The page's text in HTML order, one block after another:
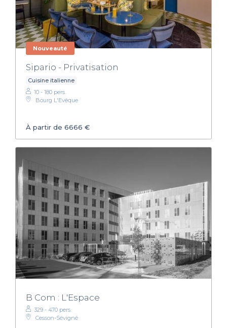
Nouveauté
Sipario - Privatisation
Cuisine italienne
10 - 180 pers.
Bourg L'Evêque
À partir de 6666 €
B Com : L'Espace
329 - 470 pers.
Cesson-Sévigné